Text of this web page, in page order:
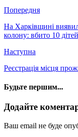
Попередня
На Харківщині
колону: вбито 10
Наступна
Реєстрація місця
Будьте першим...
Додайте
Ваш email не буде